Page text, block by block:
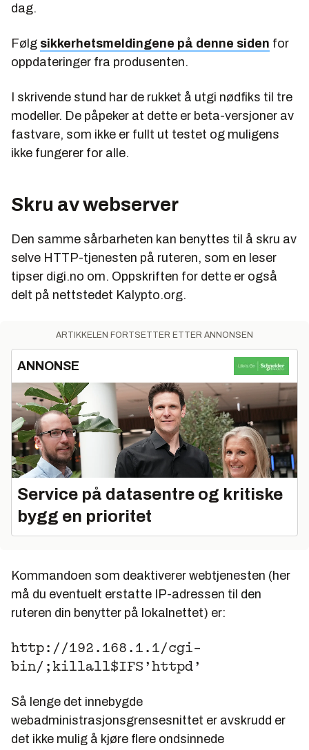
dag.
Følg sikkerhetsmeldingene på denne siden for
oppdateringer fra produsenten.
I skrivende stund har de rukket å utgi nødfiks til tre
modeller. De påpeker at dette er beta-versjoner av
fastvare, som ikke er fullt ut testet og muligens
ikke fungerer for alle.
Skru av webserver
Den samme sårbarheten kan benyttes til å skru av
selve HTTP-tjenesten på ruteren, som en leser
tipser digi.no om. Oppskriften for dette er også
delt på nettstedet Kalypto.org.
ARTIKKELEN FORTSETTER ETTER ANNONSEN
ANNONSE
Service på datasentre og kritiske
bygg en prioritet
Kommandoen som deaktiverer webtjenesten (her
må du eventuelt erstatte IP-adressen til den
ruteren din benytter på lokalnettet) er:
http://192.168.1.1/cgi-
bin/;killall$IFS’httpd’
Så lenge det innebygde
webadministrasjonsgrensesnittet er avskrudd er
det ikke mulig å kjøre flere ondsinnede